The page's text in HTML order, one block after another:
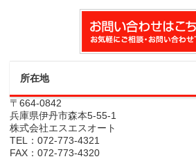
所在地
〒664-0842
兵庫県伊丹市森本5-55-1
株式会社エスエスオート
TEL：072-773-4321
FAX：072-773-4320